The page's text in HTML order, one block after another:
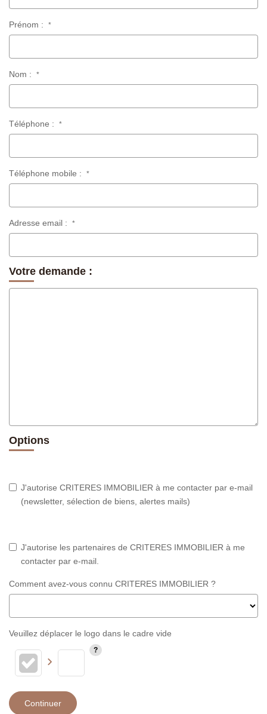
Prénom : *
Nom : *
Téléphone : *
Téléphone mobile : *
Adresse email : *
Votre demande :
Options
J'autorise CRITERES IMMOBILIER à me contacter par e-mail
(newsletter, sélection de biens, alertes mails)
J'autorise les partenaires de CRITERES IMMOBILIER à me
contacter par e-mail.
Comment avez-vous connu CRITERES IMMOBILIER ?
Veuillez déplacer le logo dans le cadre vide
Continuer